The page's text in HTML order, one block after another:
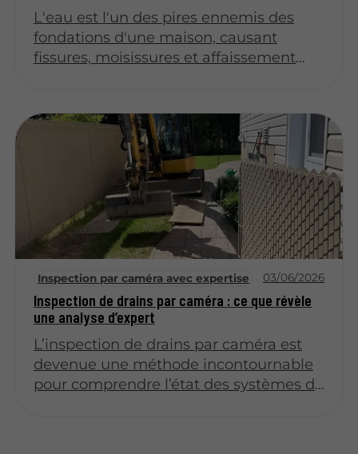
L'eau est l'un des pires ennemis des
fondations d'une maison, causant
fissures, moisissures et affaissement
indispensable contre l'infiltration
d'humidité dans votre sous-sol. Négliger
cette étape peut entraîner des
dommages irréversibles et des coûts de
réparation considérables.
Inspection par caméra avec expertise 03/06/2026
Inspection de drains par caméra : ce que révèle
une analyse d’expert
L’inspection de drains par caméra est
devenue une méthode incontournable
pour comprendre l’état des systèmes de